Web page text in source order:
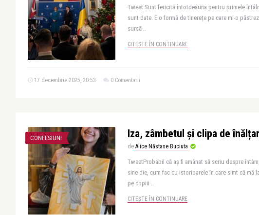
Tweet Sunt fericită întotdeauna pentru primele
sunt date. E o formă de tinerețe pe care mi-o
sursă ..
CITEȘTE ÎN CONTINUARE
17 decembrie 2025, 20:53 0 Comentarii
CONFESIUNI Iza, zâmbetul și clipa de
de Alice Năstase Buciuta
TweetProbabil că aș fi amânat să scriu despre
sine die, cum fac cu istorioarele în care simt că mă
pe copiii ..
CITEȘTE ÎN CONTINUARE